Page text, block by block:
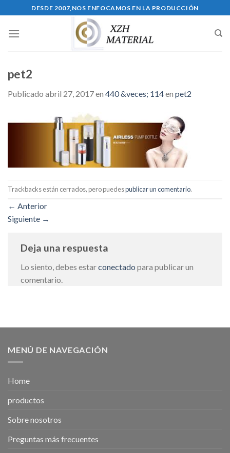
to
content
DESDE 2007,NOS ENFOCAMOS EN LA PRODUCCIÓN
pet2
Publicado abril 27, 2017en 440 &veces; 114en pet2
Trackbacks están cerrados, pero puedespublicar un comentario.
← Anterior
Siguiente →
Deja una respuesta
Lo siento, debes estarconectado para publicar un
comentario.
MENÚ DE NAVEGACIÓN
Home
productos
Sobre nosotros
Preguntas más frecuentes